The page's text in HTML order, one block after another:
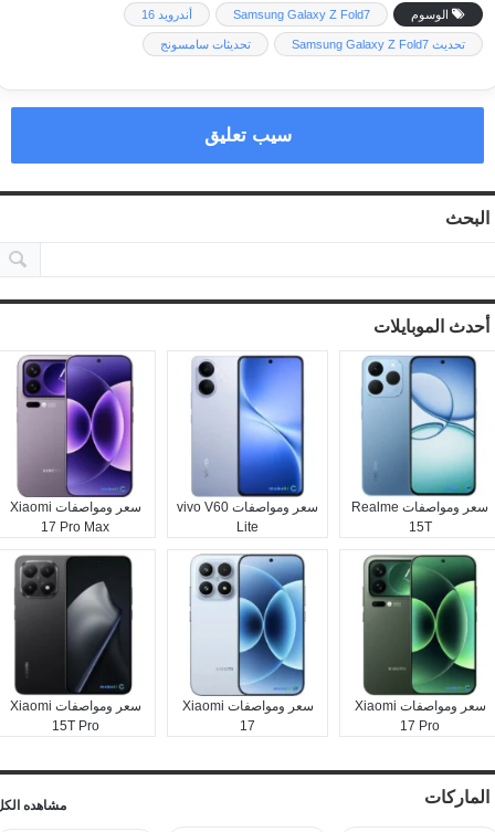
الوسوم Samsung Galaxy Z Fold7 أندرويد 16
تحديث Samsung Galaxy Z Fold7 تحديثات سامسونج
سيب تعليق
البحث
أحدث الموبايلات
سعر ومواصفات Realme
15T
سعر ومواصفات vivo V60
Lite
سعر ومواصفات Xiaomi
17 Pro Max
سعر ومواصفات Xiaomi
17 Pro
سعر ومواصفات Xiaomi
17
سعر ومواصفات Xiaomi
15T Pro
الماركات مشاهده